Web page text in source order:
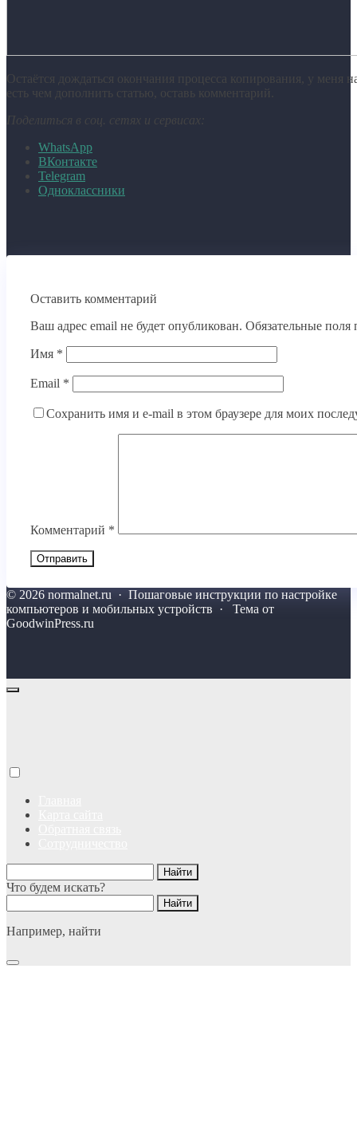
Остаётся дождаться окончания процесса копирования, у меня
есть чем дополнить статью, оставь комментарий.
Поделиться в соц. сетях и сервисах:
WhatsApp
ВКонтакте
Telegram
Одноклассники
Оставить комментарий
Ваш адрес email не будет опубликован. Обязательные
Имя *
Email *
Сохранить имя и e-mail в этом браузере для моих
Комментарий *
© 2026 normalnet.ru · Пошаговые инструкции по настройке
компьютеров и мобильных устройств · Тема от
GoodwinPress.ru
Что будем искать?
Например, найти